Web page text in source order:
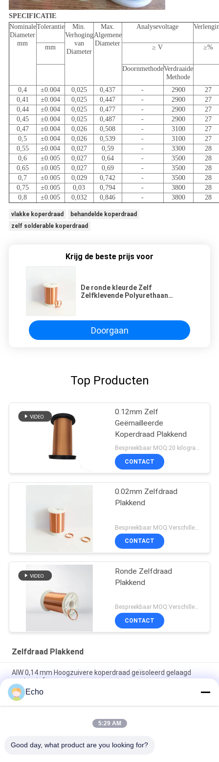
SPECIFICATIE
Nominale
Diameter
mm
Tolerantie
Min.
Verhoging
van
Diameter
Max.
Algemene
Diameter
Analysevoltage
mm ≥ V ≥%
DoornmethodeVerdraaide
Methode
0,4
±0.004 0,025 0,437 - 2900
27
0,41
±0.004 0,025 0,447 - 2900
27
0,44
±0.004 0,025 0,477 - 2900
27
0,45
±0.004 0,025 0,487 - 2900
27
0,47
±0.004 0,026 0,508 - 3100
27
0,5
±0.004 0,026 0,539 - 3100
27
0,55
±0.004 0,027 0,59 - 3300
28
0,6
±0.005 0,027 0,64 - 3500
28
0,65
±0.005 0,027 0,69 - 3500
28
0,7
±0.005 0,029 0,742 - 3500
28
0,75
±0.005 0,03 0,794 - 3800
28
0,8
±0.005 0,032 0,846 - 3800 28
vlakke koperdraad
behandelde koperdraad
zelf solderable koperdraad
Krijg de beste prijs voor
De ronde kleurde Zelf
Zelfklevende Polyurethaan
Doorgaan
Top Producten
0.12mm Zelf
Geëmailleerde
Koperdraad Plakkend
CONTACT
0.02mm Zelfdraad
Plakkend
CONTACT
Ronde Zelfdraad
Plakkend
Bespreekbaar MOQ:Verschillende types met differet MOQ
CONTACT
Zelfdraad Plakkend
AIW 0,14 mm Hoogzuivere koperdraad geïsoleerd gelaagd
vaste stof
AIW220 0,14 mm koperdraad met warm windglazuur voor
elektrische apparatuur
Gauge 35 AWG Emailleed koperdraad zelfklevend
Echo
5:29 AM
Good day, what product are you looking for?